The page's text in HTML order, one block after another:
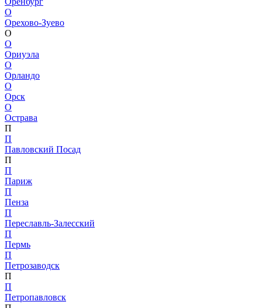
О
Орехово-Зуево
О
О
Ориуэла
О
Орландо
О
Орск
О
Острава
П
П
Павловский Посад
П
П
Париж
П
Пенза
П
Переславль-Залесский
П
Пермь
П
Петрозаводск
П
П
Петропавловск